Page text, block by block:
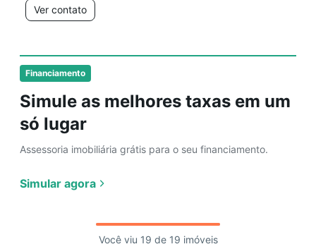
Financiamento
Simule as melhores taxas em um
só lugar
Assessoria imobiliária grátis para o seu financiamento.
Simular agora
Ver contato
Você viu 19 de 19 imóveis